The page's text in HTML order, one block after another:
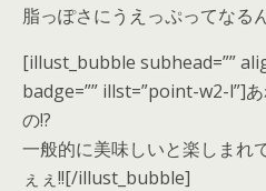
脂っぽさにうえっぷってな
[illust_bubble subhead=””
badge=”” illst=”point-w2-l”]
の!?
一般的に美味しいと楽しまれ
ぇぇ!![/illust_bubble]